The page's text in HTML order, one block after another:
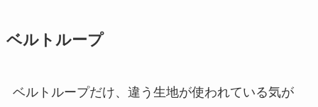
ベルトループ
ベルトループだけ、違う生地が使われている気が